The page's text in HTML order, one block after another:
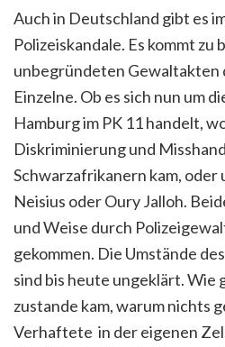
Auch in Deutschland gibt es
Polizeiskandale. Es kommt zu
unbegründeten Gewaltakten
Einzelne. Ob es sich nun um
Hamburg im PK 11 handelt,
Diskriminierung und
Schwarzafrikanern kam, oder
Neisius oder Oury Jalloh.
und Weise durch
gekommen. Die Umstände
sind bis heute ungeklärt. Wie
zustande kam, warum nichts
Verhaftete in der eigenen